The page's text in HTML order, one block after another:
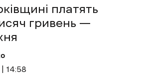
платять
гривень —
14:58